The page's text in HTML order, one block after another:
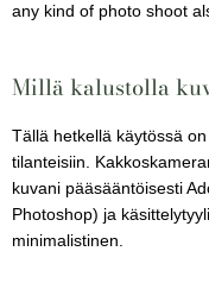
any kind of photo shoot
Millä kalustolla
Tällä hetkellä käytössä
tilanteisiin.
kuvani pääsääntöisesti
Photoshop) ja
minimalistinen.